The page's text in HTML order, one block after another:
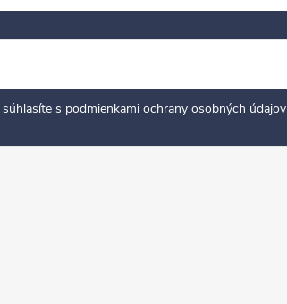
s podmienkami ochrany osobných údajov